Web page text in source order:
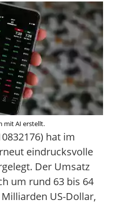
mit AI erstellt.
hat im
eindrucksvolle
Der Umsatz
um rund 63 bis 64
US-Dollar,